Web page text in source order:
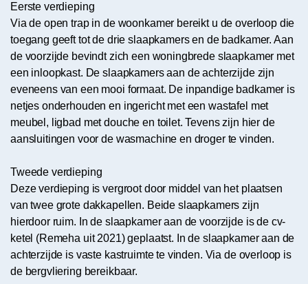
Eerste verdieping
Via de open trap in de woonkamer bereikt u de overloop die
toegang geeft tot de drie slaapkamers en de badkamer. Aan
de voorzijde bevindt zich een woningbrede slaapkamer met
een inloopkast. De slaapkamers aan de achterzijde zijn
eveneens van een mooi formaat. De inpandige badkamer is
netjes onderhouden en ingericht met een wastafel met
meubel, ligbad met douche en toilet. Tevens zijn hier de
aansluitingen voor de wasmachine en droger te vinden.
Tweede verdieping
Deze verdieping is vergroot door middel van het plaatsen
van twee grote dakkapellen. Beide slaapkamers zijn
hierdoor ruim. In de slaapkamer aan de voorzijde is de cv-
ketel (Remeha uit 2021) geplaatst. In de slaapkamer aan de
achterzijde is vaste kastruimte te vinden. Via de overloop is
de bergvliering bereikbaar.